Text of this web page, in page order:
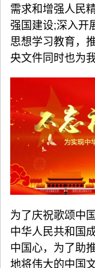
需求和增强人民
强国建设;深入开
思想学习教育，
央文件同时也为
为了庆祝歌颂中
中华人民共和国
中国心，为了助
地将伟大的中国